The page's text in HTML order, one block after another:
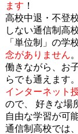
ます ！
高校中退・不登
しない通信制高校
「単位制」の学
念がありません。
働きながら、お
らでも通えます。
インターネット
ので、 好きな場
自由な学習が可
通信制高校では